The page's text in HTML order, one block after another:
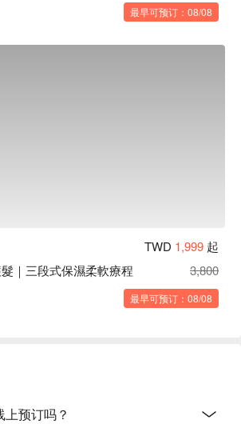
最早可预订：08/08
TWD 1,999 起
｜三段式保濕柔軟療程
3,800
最早可预订：08/08
预订吗？